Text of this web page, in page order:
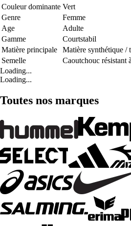
Couleur dominante Vert
Genre
Femme
Age
Adulte
Gamme
Courtstabil
Matière principale
Matière synthétique /
Semelle
Caoutchouc résistant
Loading...
Loading...
Toutes nos marques